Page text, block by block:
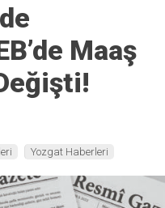
Maaş
Yozgat Haberleri